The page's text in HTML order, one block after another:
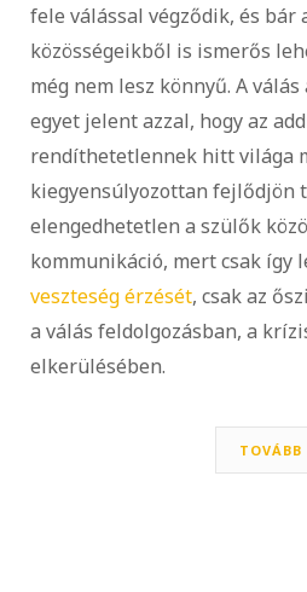
fele válással végződik, és bár
közösségeikből is ismerős
még nem lesz könnyű. A
egyet jelent azzal, hogy az
rendíthetetlennek hitt világa
kiegyensúlyozottan fejlődjön
elengedhetetlen a szülők
kommunikáció, mert csak így
veszteség érzését, csak az
a válás feldolgozásban, a
elkerülésében.
TOVÁBB